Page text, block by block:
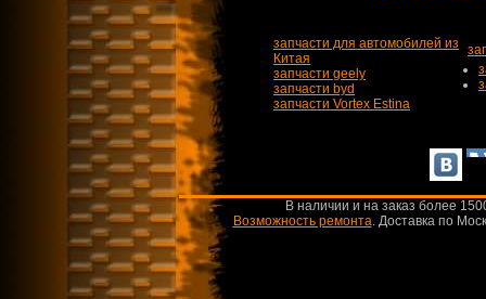
запчасти для автомобилей из
Китая
запчасти geely
запчасти byd
запчасти Vortex Estina
В наличии и на заказ более
Возможность ремонта.Доставка по